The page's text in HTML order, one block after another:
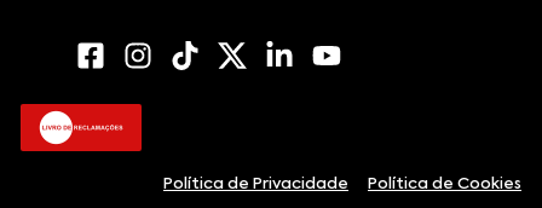
Política de Privacidade Política de Cookies